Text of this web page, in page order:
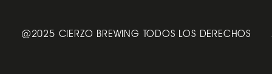
@2025 CIERZO BREWING TODOS LOS DERECHOS